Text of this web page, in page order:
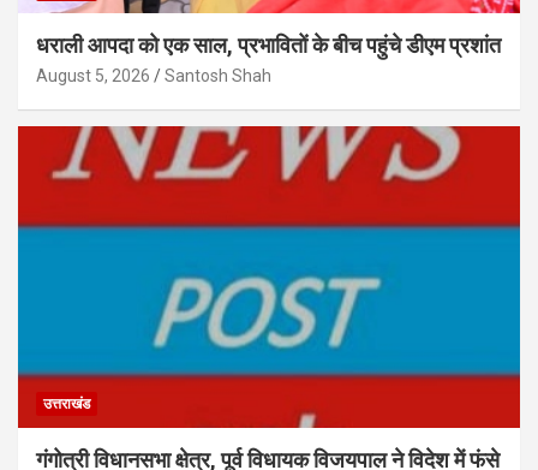
धराली आपदा को एक साल, प्रभावितों के बीच पहुंचे डीएम प्रशांत
August 5, 2026 Santosh Shah
उत्तराखंड
गंगोत्री विधानसभा क्षेत्र, पूर्व विधायक विजयपाल ने विदेश में फंसे